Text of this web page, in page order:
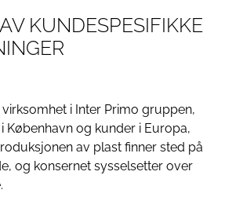
KUNDESPESIFIKKE
i Inter Primo gruppen,
København og kunder i Europa,
av plast finner sted på
og konsernet sysselsetter over